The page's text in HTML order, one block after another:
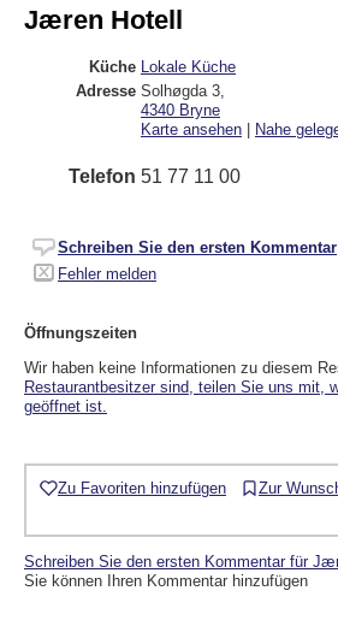
Jæren Hotell
Küche Lokale Küche
Adresse Solhøgda 3
4340 Bryne
Karte ansehen | Nahe
Telefon 51 77 11 00
Schreiben Sie den ersten Kommentar
Fehler melden
Öffnungszeiten
Wir haben keine Informationen zu diesem
Restaurantbesitzer sind, teilen Sie uns mit,
geöffnet ist.
Zu Favoriten hinzufügen Zur
Schreiben Sie den ersten Kommentar für
Sie können Ihren Kommentar hinzufügen